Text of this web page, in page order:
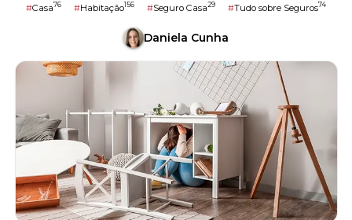
#Casa76 #Habitação156 #Seguro Casa29 #Tudo sobre Seguros74
Daniela Cunha